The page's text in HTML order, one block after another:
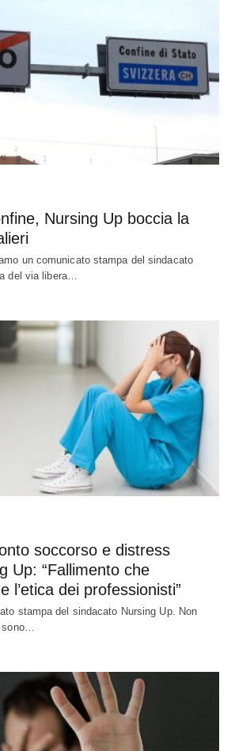
Nursing Up boccia la
un comunicato stampa del sindacato
del via libera…
soccorso e distress
Up: “Fallimento che
l’etica dei professionisti”
stampa del sindacato Nursing Up. Non